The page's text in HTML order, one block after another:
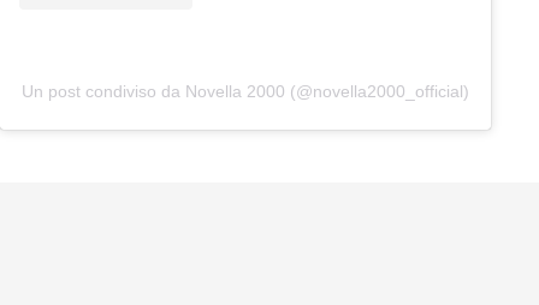
Un post condiviso da Novella 2000 (@novella2000_official)